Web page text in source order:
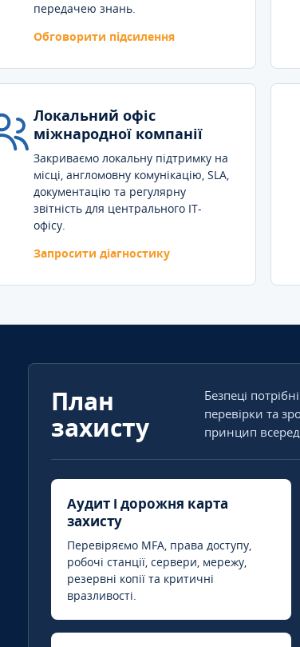
передачею знань.
Обговорити підсилення
Локальний офіс
міжнародної компанії
Закриваємо локальну підтримку на
місці, англомовну комунікацію, SLA,
документацію та регулярну
звітність для центрального IT-
офісу.
Запросити діагностику
План
захисту
Безпеці
перевірки та
принцип
Аудит і дорожня карта
захисту
Перевіряємо MFA, права доступу,
робочі станції, сервери, мережу,
резервні копії та критичні
вразливості.